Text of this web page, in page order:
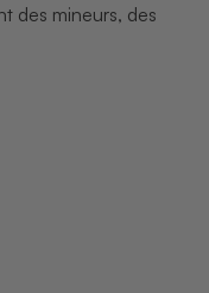
des mineurs, des